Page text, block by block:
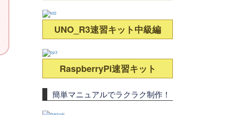
UNO_R3速習キット中級編
RaspberryPi速習キット
簡単マニュアルでラクラク制作！